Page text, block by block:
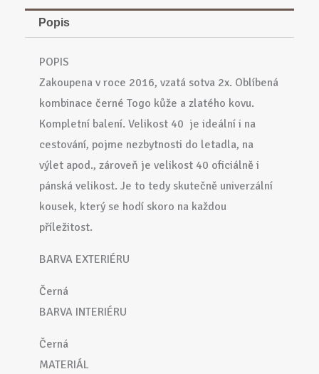
Popis
POPIS
Zakoupena v roce 2016, vzatá sotva 2x. Oblíbená
kombinace černé Togo kůže a zlatého kovu.
Kompletní balení. Velikost 40 je ideální i na
cestování, pojme nezbytnosti do letadla, na
výlet apod., zároveň je velikost 40 oficiálně i
pánská velikost. Je to tedy skutečně univerzální
kousek, který se hodí skoro na každou
příležitost.
BARVA EXTERIÉRU
Černá
BARVA INTERIÉRU
Černá
MATERIÁL